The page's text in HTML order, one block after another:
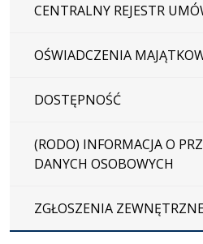
CENTRALNY REJESTR
OŚWIADCZENIA
DOSTĘPNOŚĆ
(RODO) INFORMACJA O
DANYCH OSOBOWYCH
ZGŁOSZENIA